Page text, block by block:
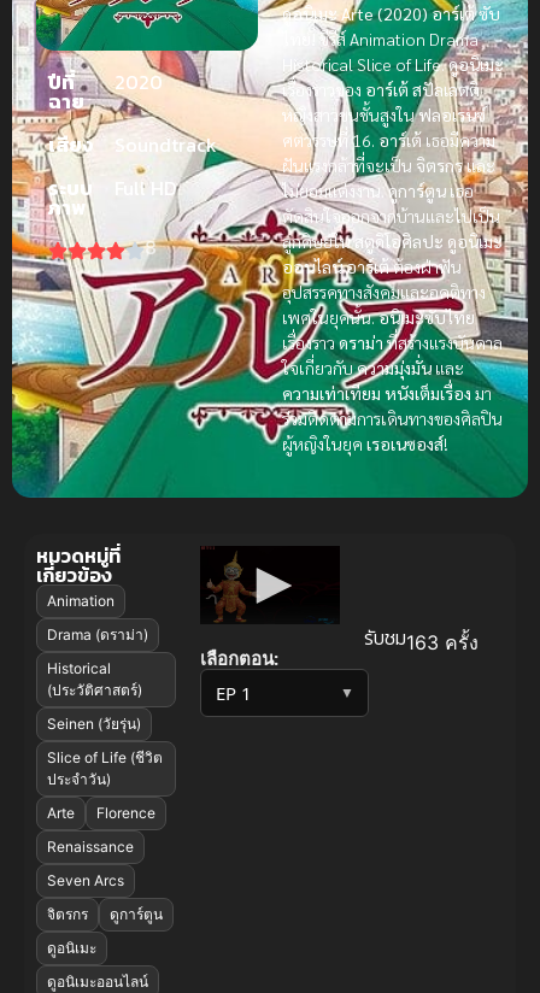
ปีที่
ฉาย
2020
เสียง
Soundtrack
ระบบ
ภาพ
Full HD
8
ดูอนิเมะ Arte (2020) อาร์เต้ ซับ
ซีรีส์ Animation Drama
Historical Slice of Life.ดูอนิเมะ
เรื่องราวของ อาร์เต้ สปัลเลตติ
หญิงสาวชนชั้นสูงในฟลอเรนซ์
ศตวรรษที่ 16. อาร์เต้ เธอมีความ
ฝันแรงกล้าที่จะเป็น จิตรกรและ
ไม่ยอมแต่งงาน.ดูการ์ตูน เธอ
ตัดสินใจออกจากบ้านและไปเป็น
ลูกศิษย์ในสตูดิโอศิลปะ ดูอนิเมะ
ออนไลน์อาร์เต้ต้องฝ่าฟัน
อุปสรรคทางสังคมและอคติทาง
เพศในยุคนั้น.อนิเมะซับไทย
เรื่องราวดราม่าที่สร้างแรงบันดาล
ใจเกี่ยวกับความมุ่งมั่นและ
ความเท่าเทียม หนังเต็มเรื่องมา
ร่วมติดตามการเดินทางของศิลปิน
ผู้หญิงในยุค เรอเนซองส์!
เลือกตอน:
▼
รับชม163 ครั้ง
หมวดหมู่ที่
เกี่ยวข้อง
Animation
Drama (ดราม่า)
Historical
(ประวัติศาสตร์)
Seinen (วัยรุ่น)
Slice of Life (ชีวิต
ประจำวัน)
Arte
Florence
Renaissance
Seven Arcs
จิตรกร
ดูการ์ตูน
ดูอนิเมะ
ดูอนิเมะออนไลน์